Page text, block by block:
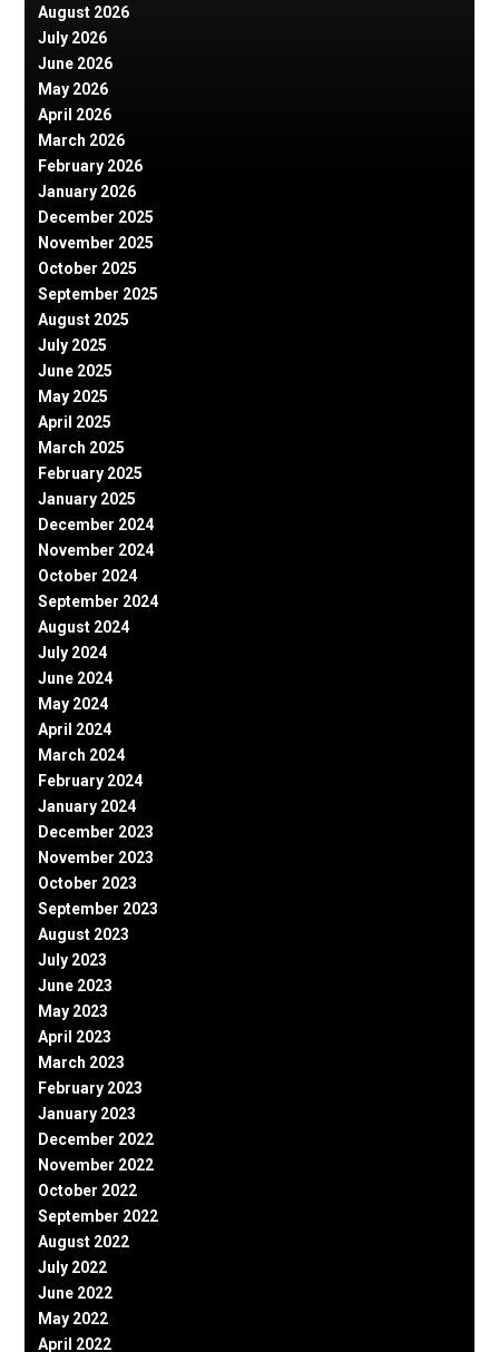
August 2026
July 2026
June 2026
May 2026
April 2026
March 2026
February 2026
January 2026
December 2025
November 2025
October 2025
September 2025
August 2025
July 2025
June 2025
May 2025
April 2025
March 2025
February 2025
January 2025
December 2024
November 2024
October 2024
September 2024
August 2024
July 2024
June 2024
May 2024
April 2024
March 2024
February 2024
January 2024
December 2023
November 2023
October 2023
September 2023
August 2023
July 2023
June 2023
May 2023
April 2023
March 2023
February 2023
January 2023
December 2022
November 2022
October 2022
September 2022
August 2022
July 2022
June 2022
May 2022
April 2022